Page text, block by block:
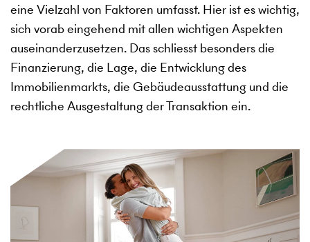
eine Vielzahl von Faktoren umfasst. Hier ist es wichtig,
sich vorab eingehend mit allen wichtigen Aspekten
auseinanderzusetzen. Das schliesst besonders die
Finanzierung, die Lage, die Entwicklung des
Immobilienmarkts, die Gebäudeausstattung und die
rechtliche Ausgestaltung der Transaktion ein.